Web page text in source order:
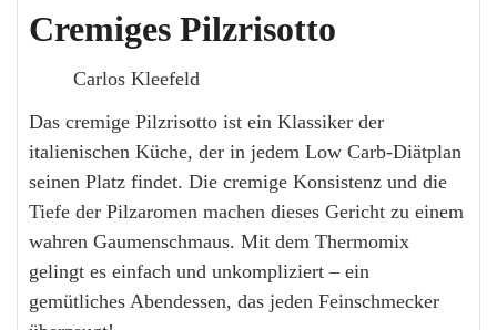
Cremiges Pilzrisotto
Carlos Kleefeld
Das cremige Pilzrisotto ist ein Klassiker der
italienischen Küche, der in jedem Low Carb-Diätplan
seinen Platz findet. Die cremige Konsistenz und die
Tiefe der Pilzaromen machen dieses Gericht zu einem
wahren Gaumenschmaus. Mit dem Thermomix
gelingt es einfach und unkompliziert – ein
gemütliches Abendessen, das jeden Feinschmecker